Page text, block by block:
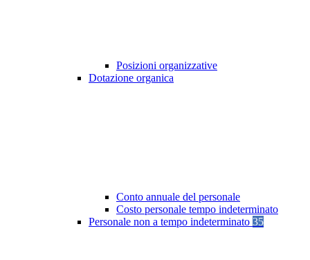
Posizioni organizzative
Dotazione organica
Conto annuale del personale
Costo personale tempo indeterminato
Personale non a tempo indeterminato 35